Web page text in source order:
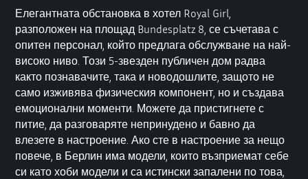
Елегантната обстановка в хотел Royal Girl
разположен на площад Bundesplatz 8, се съчетава с
опитен персонал, който предлага обслужване на най-
високо ниво. Този 5-звезден публичен дом радва
както познавачите, така и новодошлите, защото не
само изживява физическия компонент, но и създава
емоционални моменти. Можете да пристигнете с
питие, да разговаряте непринудено и бавно да
влезете в настроение. Ако сте в настроение за нещо
повече, в Берлин има модели, които възприемат себе
си като хоби модели и са истински запалени по това,